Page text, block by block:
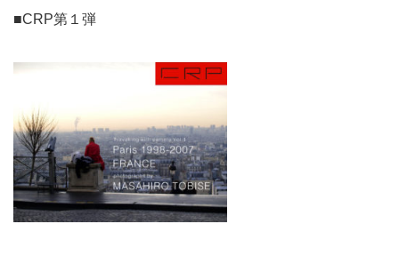
■CRP第１弾